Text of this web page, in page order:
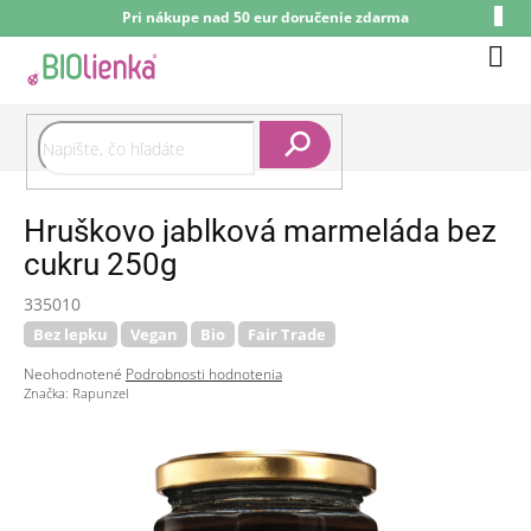
na
obsah
Pri nákupe nad 50 eur doručenie zdarma
Hruškovo jablková marmeláda bez
cukru 250g
335010
Bez lepku Vegan Bio Fair Trade
Priemerné
hodnotenie
Neohodnotené Podrobnosti hodnotenia
Značka: Rapunzel